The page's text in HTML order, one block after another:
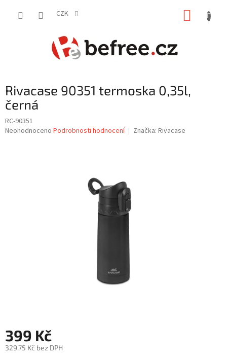
CZK
Rivacase 90351 termoska 0,35l,
černá
RC-90351
Průměrné
Neohodnoceno Podrobnosti hodnocení Značka: Rivacase
399 Kč
329,75 Kč bez DPH